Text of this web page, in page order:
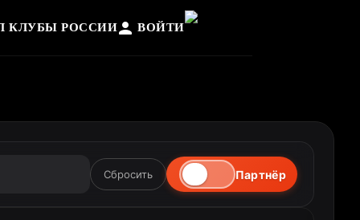
КЛУБЫ РОССИИ ВОЙТИ
Сбросить Партнёр